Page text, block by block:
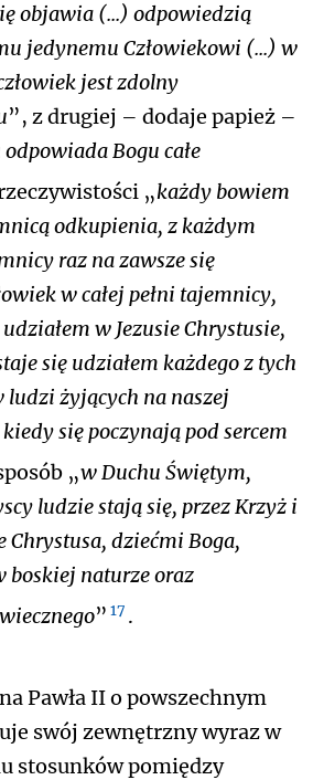
objawia (...) odpowiedzią
jedynemu Człowiekowi (...) w
jest zdolny
”, z drugiej – dodaje papież –
Bogu całe
„każdy bowiem
odkupienia, z każdym
raz na zawsze się
w całej pełni tajemnicy,
w Jezusie Chrystusie,
się udziałem każdego z tych
żyjących na naszej
się poczynają pod sercem
„w Duchu Świętym,
ludzie stają się, przez Krzyż i
dziećmi Boga,
boskiej naturze oraz
” 17 .
Pawła II o powszechnym
swój zewnętrzny wyraz w
stosunków pomiędzy